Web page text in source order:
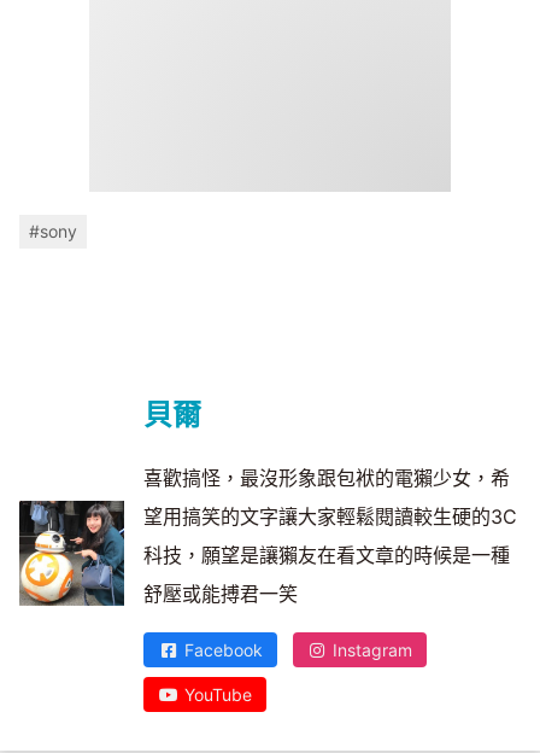
#sony
貝爾
喜歡搞怪，最沒形象跟包袱的電獺少女，希
望用搞笑的文字讓大家輕鬆閱讀較生硬的3C
科技，願望是讓獺友在看文章的時候是一種
舒壓或能搏君一笑
Facebook Instagram
YouTube